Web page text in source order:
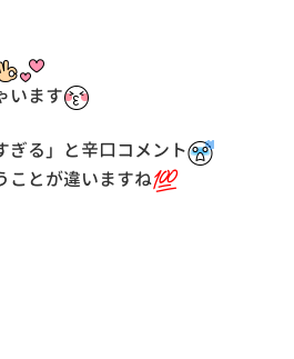
います
ぎる」と辛口コメント
ことが違いますね